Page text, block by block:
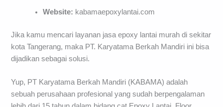
Website: kabamaepoxylantai.com
Jika kamu mencari layanan jasa epoxy lantai murah di sekitar
kota Tangerang, maka PT. Karyatama Berkah Mandiri ini bisa
dijadikan sebagai solusi.
Yup, PT Karyatama Berkah Mandiri (KABAMA) adalah
sebuah perusahaan profesional yang sudah berpengalaman